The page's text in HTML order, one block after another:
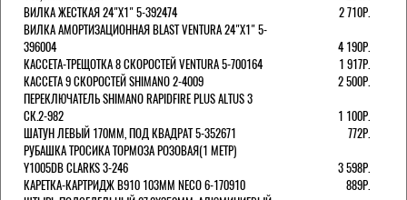
ВИЛКА ЖЕСТКАЯ 24"Х1" 5-392474
2 710Р.
ВИЛКА АМОРТИЗАЦИОННАЯ BLAST VENTURA 24"Х1" 5-
396004
4 190Р.
КАССЕТА-ТРЕЩОТКА 8 СКОРОСТЕЙ VENTURA 5-700164
1 917Р.
КАССЕТА 9 СКОРОСТЕЙ SHIMANO 2-4009
2 500Р.
ПЕРЕКЛЮЧАТЕЛЬ SHIMANO RAPIDFIRE PLUS ALTUS 3
СК.2-982
1 100Р.
ШАТУН ЛЕВЫЙ 170ММ, ПОД КВАДРАТ 5-352671
772Р.
РУБАШКА ТРОСИКА ТОРМОЗА РОЗОВАЯ(1 МЕТР)
Y1005DB CLARKS 3-246
3 598Р.
КАРЕТКА-КАРТРИДЖ B910 103ММ NECO 6-170910
889Р.